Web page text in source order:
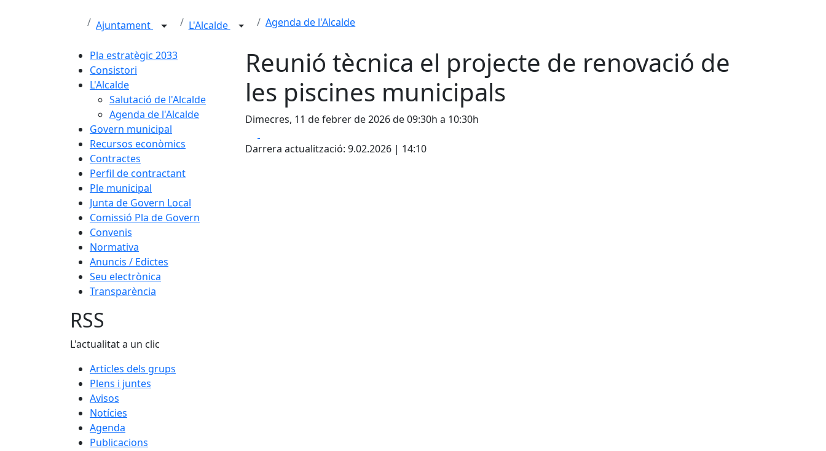
Ajuntament L'Alcalde Agenda de l'Alcalde
Pla estratègic 2033
Consistori
L'Alcalde
Salutació de l'Alcalde
Agenda de l'Alcalde
Govern municipal
Recursos econòmics
Contractes
Perfil de contractant
Ple municipal
Junta de Govern Local
Comissió Pla de Govern
Convenis
Normativa
Anuncis / Edictes
Seu electrònica
Transparència
Reunió tècnica el projecte de renovació de
les piscines municipals
Dimecres, 11 de febrer de 2026 de 09:30h a 10:30h
Darrera actualització: 9.02.2026 | 14:10
RSS
L'actualitat a un clic
Articles dels grups
Plens i juntes
Avisos
Notícies
Agenda
Publicacions